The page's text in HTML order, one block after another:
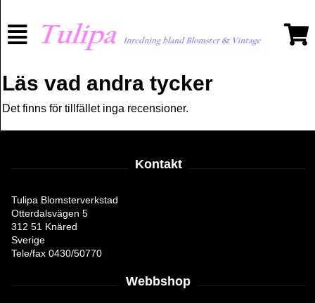
Läs vad andra tycker
Det finns för tillfället inga recensioner.
Kontakt
Tulipa Blomsterverkstad
Otterdalsvägen 5
312 51 Knäred
Sverige
Tele/fax 0430/50770
Webbshop